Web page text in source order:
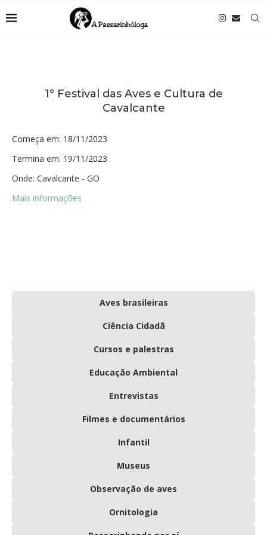
1° Festival das Aves e Cultura de
Cavalcante
Começa em: 18/11/2023
Termina em: 19/11/2023
Onde: Cavalcante - GO
Mais informações
Aves brasileiras
Ciência Cidadã
Cursos e palestras
Educação Ambiental
Entrevistas
Filmes e documentários
Infantil
Museus
Observação de aves
Ornitologia